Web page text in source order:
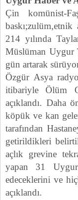
Çin komünist-
214 yılında
Müslüman Uygur
gün artarak
Özgür Asya
itibariyle Ölüm
açıklandı. Daha
köpük ve kan
tarafından
getirildikleri
açlık grevine
yapan 31 Uygur
edeceklerini ve
açıklandı.